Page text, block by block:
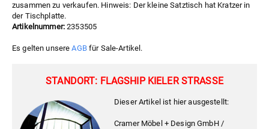
zusammen zu verkaufen. Hinweis: Der kleine Satztisch hat Kratzer in
der Tischplatte.
Artikelnummer: 2353505
Es gelten unsereAGBfür Sale-Artikel.
STANDORT: FLAGSHIP KIELER STRASSE
Dieser Artikel ist hier ausgestellt:
Cramer Möbel + Design GmbH /